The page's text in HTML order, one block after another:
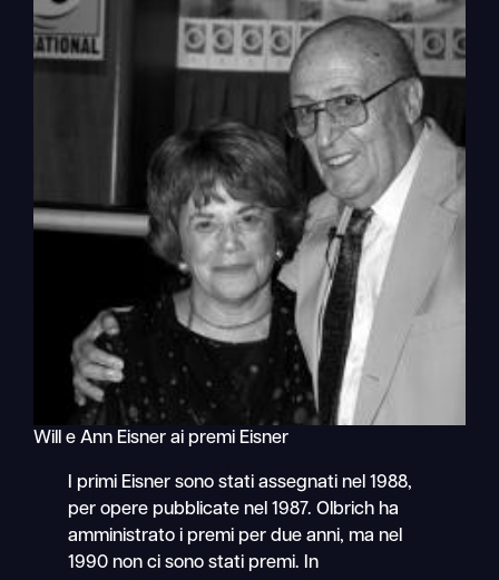
Will e Ann Eisner ai premi Eisner
I primi Eisner sono stati assegnati nel 1988,
per opere pubblicate nel 1987. Olbrich ha
amministrato i premi per due anni, ma nel
1990 non ci sono stati premi. In